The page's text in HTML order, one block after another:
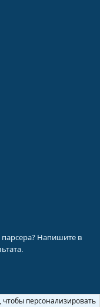
Напишите в
персонализировать